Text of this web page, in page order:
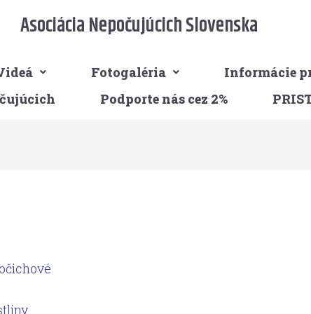
Asociácia Nepočujúcich Slovenska
Fotogaléria Informácie
Podporte nás cez 2%